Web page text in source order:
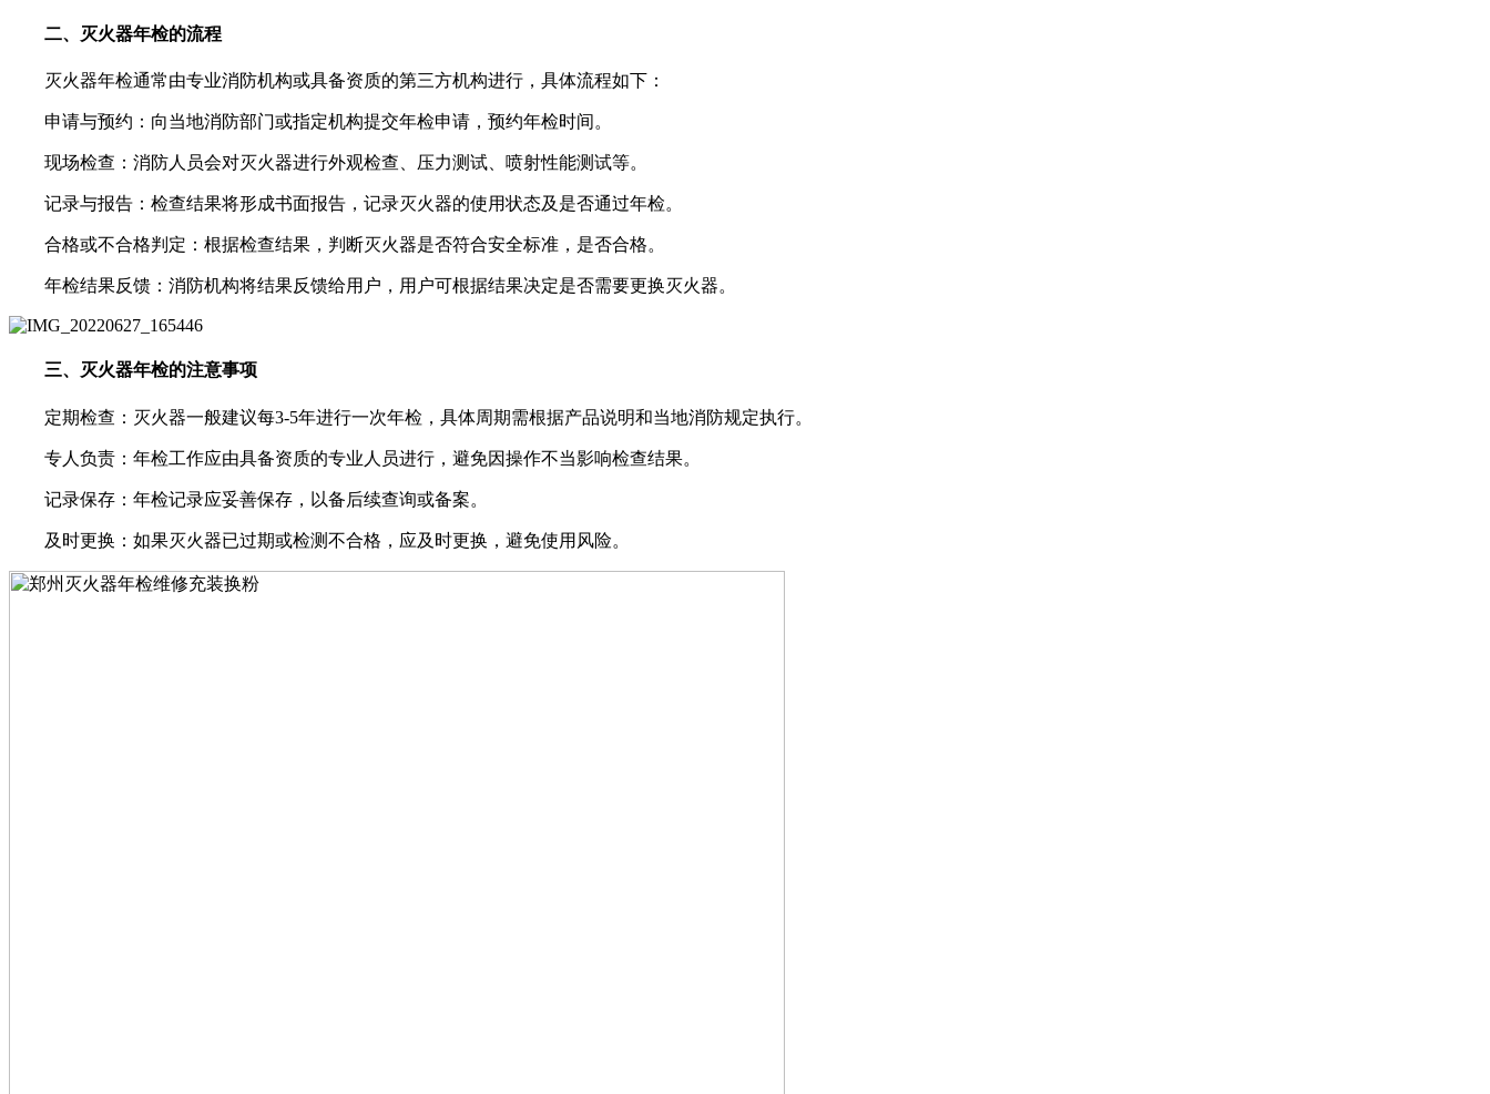
二、灭火器年检的流程
灭火器年检通常由专业消防机构或具备资质的第三方机构进行，具体流程如下：
申请与预约：向当地消防部门或指定机构提交年检申请，预约年检时间。
现场检查：消防人员会对灭火器进行外观检查、压力测试、喷射性能测试等。
记录与报告：检查结果将形成书面报告，记录灭火器的使用状态及是否通过年检。
合格或不合格判定：根据检查结果，判断灭火器是否符合安全标准，是否合格。
年检结果反馈：消防机构将结果反馈给用户，用户可根据结果决定是否需要更换灭火器。
三、灭火器年检的注意事项
定期检查：灭火器一般建议每3-5年进行一次年检，具体周期需根据产品说明和当地消防规定执行。
专人负责：年检工作应由具备资质的专业人员进行，避免因操作不当影响检查结果。
记录保存：年检记录应妥善保存，以备后续查询或备案。
及时更换：如果灭火器已过期或检测不合格，应及时更换，避免使用风险。